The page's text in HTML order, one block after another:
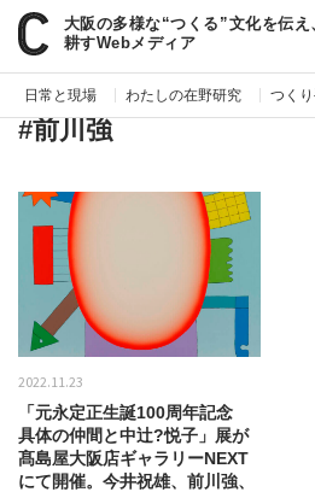
大阪の多様な“つくる”文化を伝え
耕すWebメディア
日常と現場 わたしの在野研究 つく
paperC タグ 前川強
#前川強
2022.11.23
「元永定正生誕100周年記念
具体の仲間と中辻?悦子」展が
髙島屋大阪店ギャラリーNEXT
にて開催。今井祝雄、前川強、